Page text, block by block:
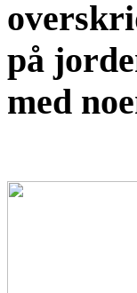
på
med